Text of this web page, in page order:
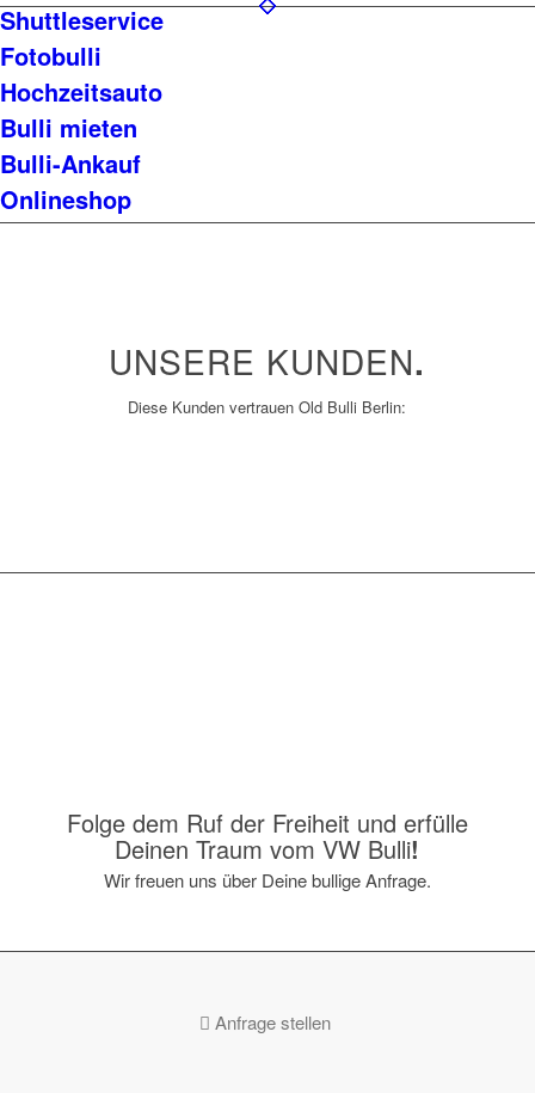
Shuttleservice
Fotobulli
Hochzeitsauto
Bulli mieten
Bulli-Ankauf
Onlineshop
UNSERE KUNDEN.
Diese Kunden vertrauen Old Bulli Berlin:
Folge dem Ruf der Freiheit und erfülle
Deinen Traum vom VW Bulli!
Wir freuen uns über Deine bullige Anfrage.
Anfrage stellen